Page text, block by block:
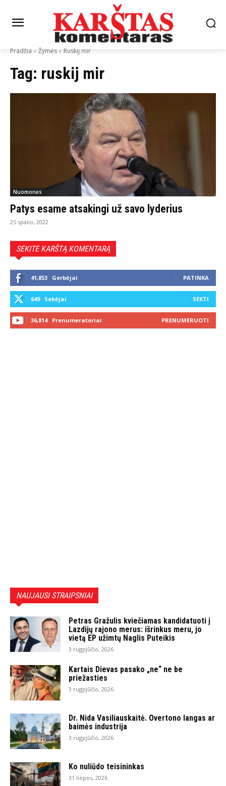
Pradžia Žymės Ruskij mir
Tag: ruskij mir
Nuomonės
Patys esame atsakingi už savo lyderius
25 spalio, 2022
SEKITE KARŠTĄ KOMENTARĄ
41,853 Gerbėjai PATINKA
649 Sekėjai SEKTI
36,814 Prenumeratoriai PRENUMERUOTI
NAUJAUSI STRAIPSNIAI
Petras Gražulis kviečiamas kandidatuoti į
Lazdijų rajono merus: išrinkus meru, jo
vietą EP užimtų Naglis Puteikis
3 rugpjūčio, 2026
Kartais Dievas pasako „ne“ ne be
priežasties
3 rugpjūčio, 2026
Dr. Nida Vasiliauskaitė. Overtono langas ar
baimės industrija
3 rugpjūčio, 2026
Ko nuliūdo teisininkas
31 liepos, 2026